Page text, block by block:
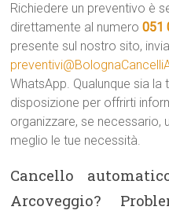
Richiedere un preventivo è
direttamente al numero051
presente sul nostro sito,
WhatsApp. Qualunque sia
disposizione per offrirti
organizzare, se necessario,
meglio le tue necessità.
Cancello
Arcoveggio?